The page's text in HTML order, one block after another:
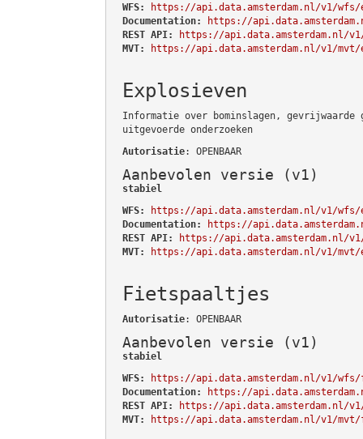
WFS:
https://api.data.amsterdam.nl/v1/wfs/
Documentation:
https://
REST API:
https://api.data.amsterdam.nl/v1/
MVT:
https://api.data.amsterdam.nl/v1/mvt/
Explosieven
Informatie over bominslagen, gevrijwaarde
uitgevoerde onderzoeken
Autorisatie: OPENBAAR
Aanbevolen versie (v1)
stabiel
WFS:
https://api.data.amsterdam.nl/v1/wfs/
Documentation:
https://
REST API:
https://api.data.amsterdam.nl/
MVT:
https://api.data.amsterdam.nl/v1/mvt/
Fietspaaltjes
Autorisatie: OPENBAAR
Aanbevolen versie (v1)
stabiel
WFS:
https://api.data.amsterdam.nl/v1/
Documentation:
https://
REST API:
https://api.data.amsterdam.nl/
MVT:
https://api.data.amsterdam.nl/v1/